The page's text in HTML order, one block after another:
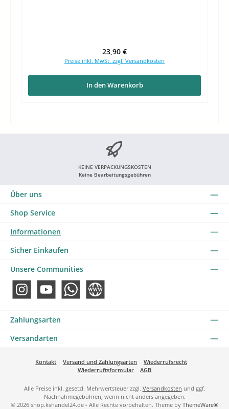
Regulärer Preis:
23,90 €
Preise inkl. MwSt. zzgl. Versandkosten
In den Warenkorb
KEINE VERPACKUNGSKOSTEN
Keine Bearbeitungsgebühren
Über uns
Shop Service
Informationen
Sicher Einkaufen
Unsere Communities
InstagramYouTube WhatsAppWebsite
Zahlungsarten
Versandarten
Kontakt Versand und Zahlungsarten
Wiederrufsrecht
Wiederruftsformular
AGB
Alle Preise inkl. gesetzl. Mehrwertsteuer zzgl. Versandkosten und ggf.
Nachnahmegebühren, wenn nicht anders angegeben.
© 2026 shop.kshandel24.de - Alle Rechte vorbehalten. Theme by ThemeWare®